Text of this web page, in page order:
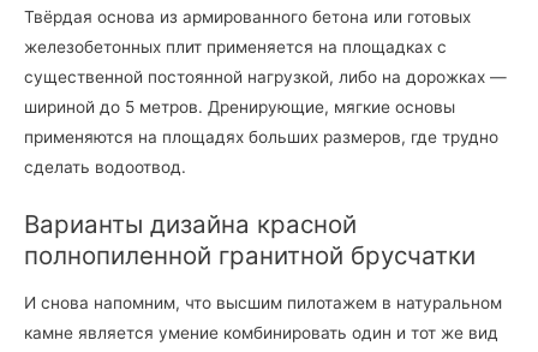
Твёрдая основа из армированного бетона или готовых
железобетонных плит применяется на площадках с
существенной постоянной нагрузкой, либо на дорожках —
шириной до 5 метров. Дренирующие, мягкие основы
применяются на площадях больших размеров, где трудно
сделать водоотвод.
Варианты дизайна красной
полнопиленной гранитной брусчатки
И снова напомним, что высшим пилотажем в натуральном
камне является умение комбинировать один и тот же вид